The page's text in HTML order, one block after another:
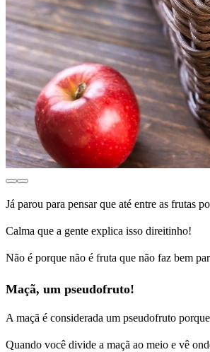
Já parou para pensar que até entre as frutas
Calma que a gente explica isso direitinho!
Não é porque não é fruta que não faz bem
Maçã, um pseudofruto!
A maçã é considerada um pseudofruto
Quando você divide a maçã ao meio e vê